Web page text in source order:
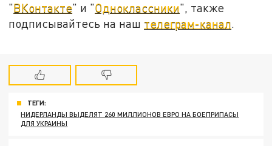
"ВКонтакте" и "Одноклассники", также
подписывайтесь на наш телеграм-канал.
ТЕГИ:
НИДЕРЛАНДЫ ВЫДЕЛЯТ 260 МИЛЛИОНОВ ЕВРО НА БОЕПРИПАСЫ
ДЛЯ УКРАИНЫ